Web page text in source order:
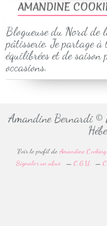
AMANDINE
Blogueuse du Nord de
pâtisserie. Je partage à
équilibrées et de
occasions.
Amandine Bernardi ©
Voir le profil de Amandine Cooking
Signaler un abus
C.G.U.